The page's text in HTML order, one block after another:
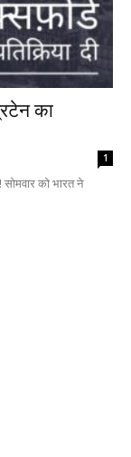
का
1
को भारत ने